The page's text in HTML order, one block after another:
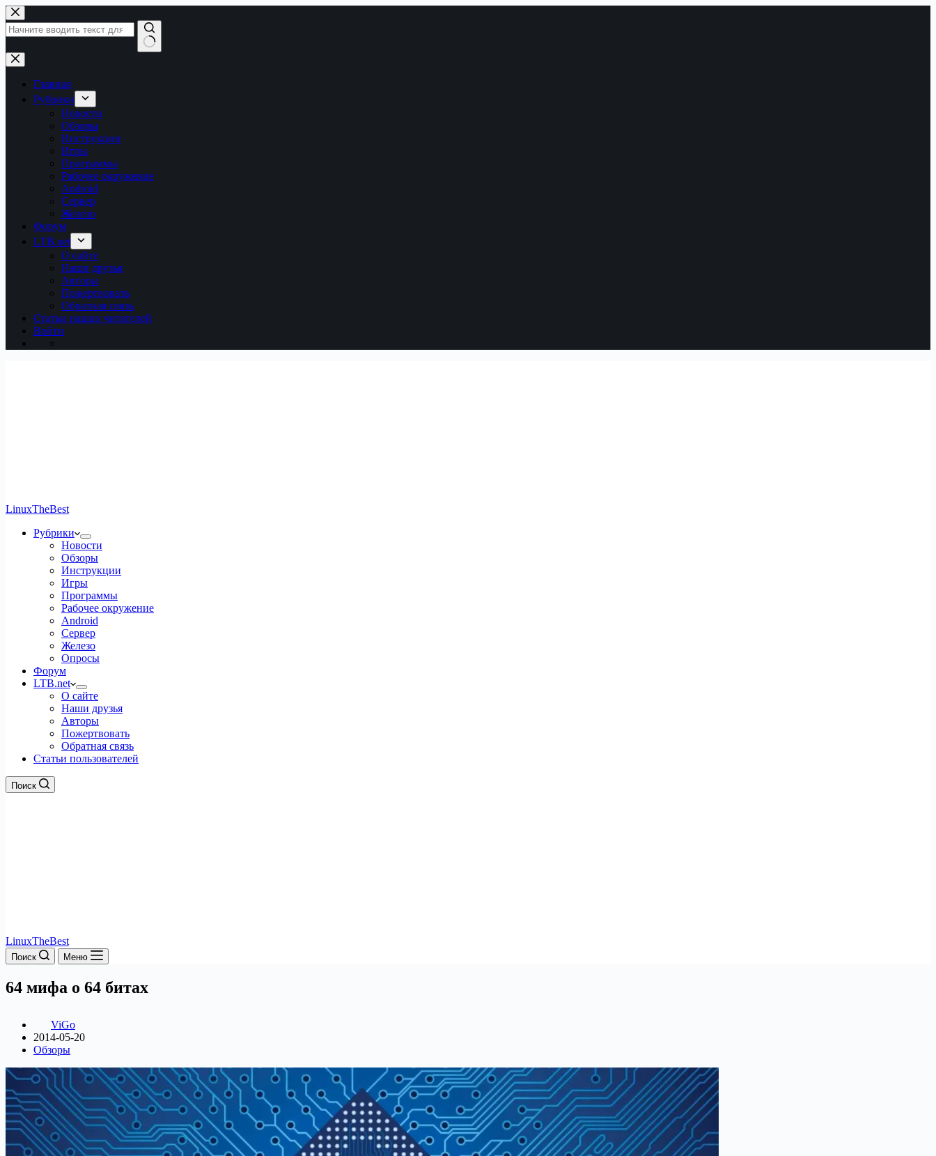
Перейти
к
сути
Ничего
не
найденоГлавная
Рубрики
Новости
Обзоры
Инструкции
Игры
Программы
Рабочее окружение
Android
Сервер
Железо
Форум
LTB.net
О сайте
Наши друзья
Авторы
Пожертвовать
Обратная связь
Статьи наших читателей
Войти
LinuxTheBest
Рубрики
Новости
Обзоры
Инструкции
Игры
Программы
Рабочее окружение
Android
Сервер
Железо
Опросы
Форум
LTB.net
О сайте
Наши друзья
Авторы
Пожертвовать
Обратная связь
Статьи пользователей
Поиск
LinuxTheBest
Поиск Меню
64 мифа о 64 битах
ViGo
2014-05-20
Обзоры